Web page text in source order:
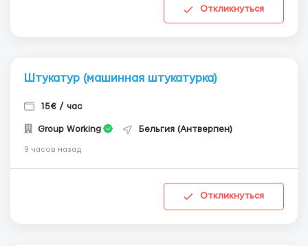
Откликнуться
Штукатур (машинная штукатурка)
15€ / час
Group Working Бельгия (Антверпен)
9 часов назад
Откликнуться